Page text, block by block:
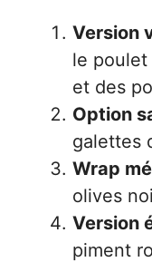
Version
le
et des
Option
galettes
Wrap
olives
Version
piment